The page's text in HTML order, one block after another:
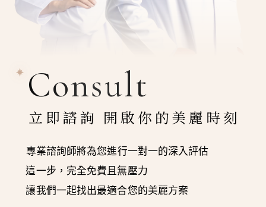
Consult
立即諮詢 開啟你的美麗時刻
專業諮詢師將為您進行一對一的深入評估
這一步，完全免費且無壓力
讓我們一起找出最適合您的美麗方案